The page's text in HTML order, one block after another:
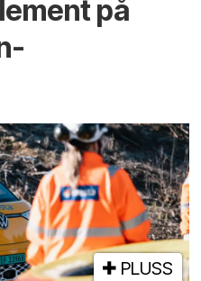
på
PLUSS